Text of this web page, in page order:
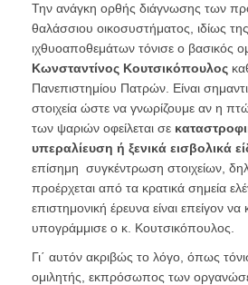
Την ανάγκη ορθής διάγνωσης των
θαλάσσιου οικοσυστήματος, ιδίως
ιχθυοαποθεμάτων τόνισε ο βασικός
Κωνσταντίνος Κουτσικόπουλος
Πανεπιστημίου Πατρών. Είναι
στοιχεία ώστε να γνωρίζουμε αν η
των ψαριών οφείλεται σε
υπεραλίευση ή ξενικά εισβολικά
επίσημη συγκέντρωση στοιχείων,
προέρχεται από τα κρατικά σημεία
επιστημονική έρευνα είναι επείγον
υπογράμμισε ο κ. Κουτσικόπουλος.
Γι΄ αυτόν ακριβώς το λόγο, όπως
ομιλητής, εκπρόσωπος των